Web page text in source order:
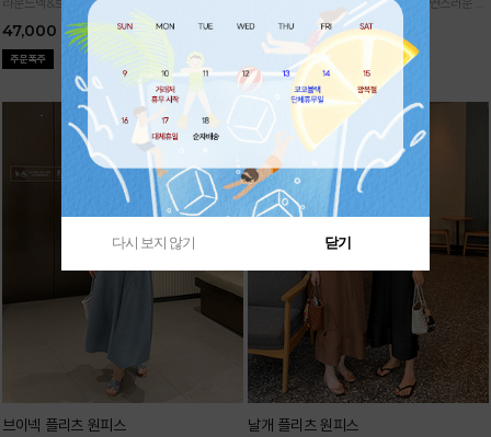
47,000
형 커버 허리 전체 밴딩으로 편안한 착용감
29,000
브이넥 플리츠 원피스 날개 플리츠 원피스
다시 보지 않기 닫기